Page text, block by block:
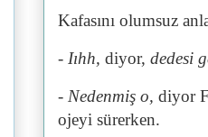
Kafasını olumsuz
- Iıhh, diyor, dedesi
- Nedenmiş o, diyor
ojeyi sürerken.